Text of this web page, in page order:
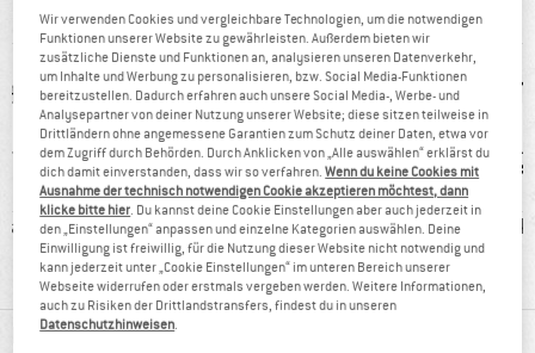
AUF EINEN BLICK
100%
Weiterempfehlung
Kunden sagen:
guter Schnitt
MATERIALINFOS & FEATURES
Wir verwenden Cookies und vergleichbare Technologien, um die notwendigen
Funktionen unserer Website zu gewährleisten. Außerdem bieten wir
zusätzliche Dienste und Funktionen an, analysieren unseren Datenverkehr,
um Inhalte und Werbung zu personalisieren, bzw. Social Media-Funktionen
bereitzustellen. Dadurch erfahren auch unsere Social Media-, Werbe- und
Analysepartner von deiner Nutzung unserer Website; diese sitzen teilweise in
Drittländern ohne angemessene Garantien zum Schutz deiner Daten, etwa vor
dem Zugriff durch Behörden. Durch Anklicken von „Alle auswählen“ erklärst du
dich damit einverstanden, dass wir so verfahren.Wenn du keine Cookies mit
Ausnahme der technisch notwendigen Cookie akzeptieren möchtest, dann
klicke bitte hier . Du kannst deine Cookie Einstellungen aber auch jederzeit in
den „Einstellungen“ anpassen und einzelne Kategorien auswählen. Deine
Einwilligung ist freiwillig, für die Nutzung dieser Website nicht notwendig und
kann jederzeit unter „Cookie Einstellungen“ im unteren Bereich unserer
Webseite widerrufen oder erstmals vergeben werden. Weitere Informationen,
auch zu Risiken der Drittlandstransfers, findest du in unseren
Datenschutzhinweisen